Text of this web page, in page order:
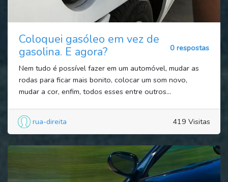
Coloquei gasóleo em vez de
gasolina. E agora?
0 respostas
Nem tudo é possível fazer em um automóvel, mudar as
rodas para ficar mais bonito, colocar um som novo,
mudar a cor, enfim, todos esses entre outros...
rua-direita 419 Visitas